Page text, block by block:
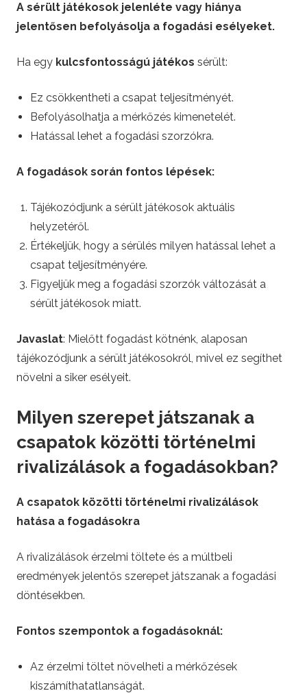
A sérült játékosok jelenléte vagy hiánya
jelentősen befolyásolja a fogadási esélyeket.
Ha egy kulcsfontosságú játékos sérült:
Ez csökkentheti a csapat teljesítményét.
Befolyásolhatja a mérkőzés kimenetelét.
Hatással lehet a fogadási szorzókra.
A fogadások során fontos lépések:
Tájékozódjunk a sérült játékosok aktuális
helyzetéről.
Értékeljük, hogy a sérülés milyen hatással lehet a
csapat teljesítményére.
Figyeljük meg a fogadási szorzók változását a
sérült játékosok miatt.
Javaslat: Mielőtt fogadást kötnénk, alaposan
tájékozódjunk a sérült játékosokról, mivel ez segíthet
növelni a siker esélyeit.
Milyen szerepet játszanak a
csapatok közötti történelmi
rivalizálások a fogadásokban?
A csapatok közötti történelmi rivalizálások
hatása a fogadásokra
A rivalizálások érzelmi töltete és a múltbeli
eredmények jelentős szerepet játszanak a fogadási
döntésekben.
Fontos szempontok a fogadásoknál:
Az érzelmi töltet növelheti a mérkőzések
kiszámíthatatlanságát.